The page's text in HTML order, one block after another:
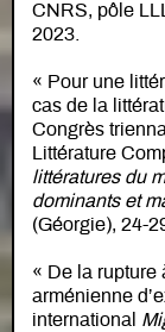
CNRS, pôle
2023.
« Pour une
cas de la
Congrès
Littérature
littératures du
dominants et
(Géorgie), 24-
« De la rupture
arménienne
international